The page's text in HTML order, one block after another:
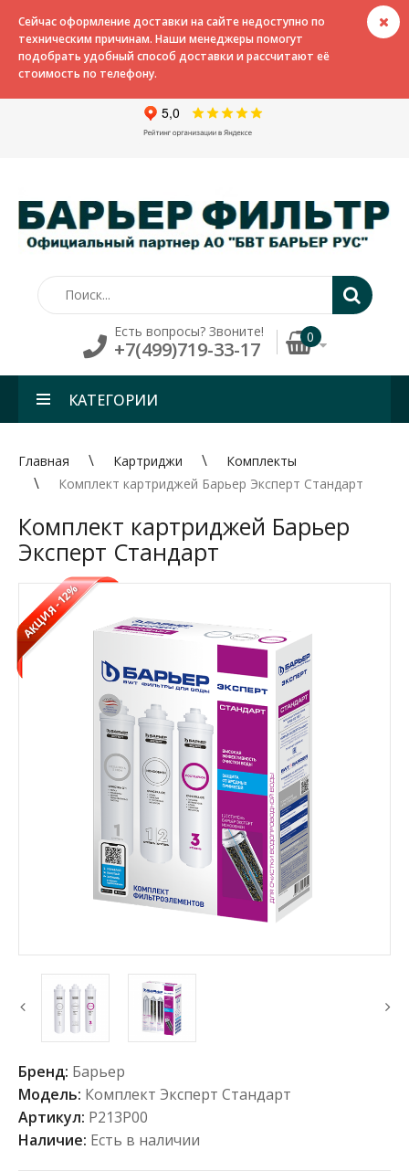
Сейчас оформление доставки на сайте недоступно по
техническим причинам. Наши менеджеры помогут
подобрать удобный способ доставки и рассчитают её
стоимость по телефону.
Есть вопросы? Звоните!
+7(499)719-33-17
0
КАТЕГОРИИ
Главная Картриджи
Комплекты
Комплект картриджей Барьер Эксперт Стандарт
Комплект картриджей Барьер
Эксперт Стандарт
АКЦИЯ
-12%
Бренд: Барьер
Модель: Комплект Эксперт Стандарт
Артикул: Р213Р00
Наличие: Есть в наличии